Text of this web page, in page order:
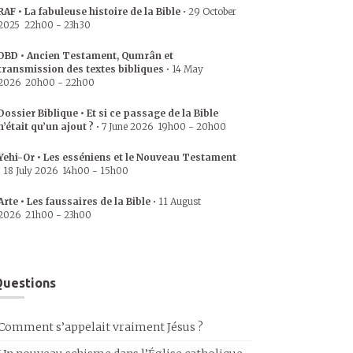
• La fabuleuse histoire de la Bible • 29 October
22h00 - 23h30
• Ancien Testament, Qumrân et
des textes bibliques • 14 May
20h00 - 22h00
Biblique • Et si ce passage de la Bible
qu’un ajout ? • 7 June 2026 19h00 - 20h00
Or • Les esséniens et le Nouveau Testament
18 July 2026 14h00 - 15h00
• Les faussaires de la Bible • 11 August
21h00 - 23h00
s’appelait vraiment Jésus ?